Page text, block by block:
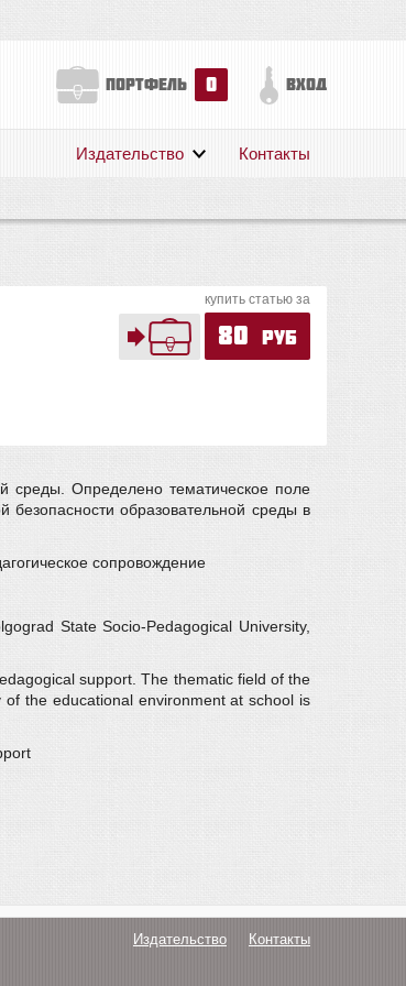
портфель 0 вход
Авторам
Издательство Контакты
купить статью за
80 руб
среды. Определено тематическое поле
образовательной среды в
сопровождение
State Socio-Pedagogical University,
support. The thematic field of the
the educational environment at school is
Издательство Контакты